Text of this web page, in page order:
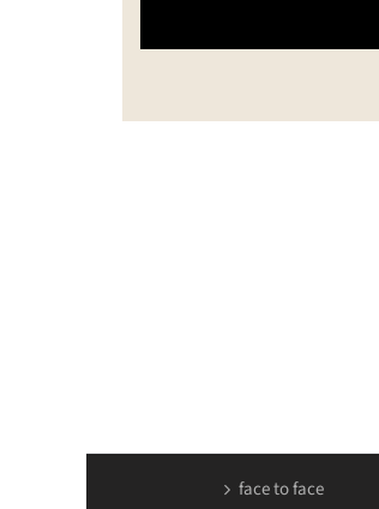
face to face